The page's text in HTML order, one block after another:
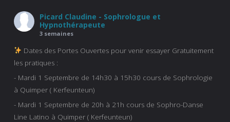
Picard Claudine - Sophrologue et
Hypnothérapeute
3 semaines
Dates des Portes Ouvertes pour venir essayer Gratuitement
les pratiques :
- Mardi 1 Septembre de 14h30 à 15h30 cours de Sophrologie
à Quimper ( Kerfeunteun)
- Mardi 1 Septembre de 20h à 21h cours de Sophro-Danse
Line Latino à Quimper ( Kerfeunteun)